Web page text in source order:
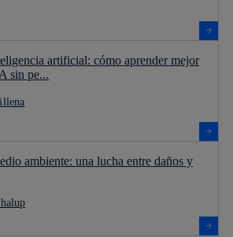
artificial: cómo aprender mejor
sin pe...
ambiente: una lucha entre daños y